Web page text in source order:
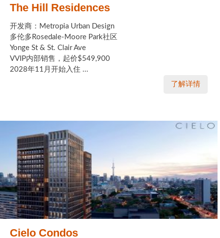
The Hill Residences
开发商：Metropia Urban Design
多伦多Rosedale-Moore Park社区
Yonge St & St. Clair Ave
VVIP内部销售，起价$549,900
2028年11月开始入住 ...
了解详情
Cielo Condos